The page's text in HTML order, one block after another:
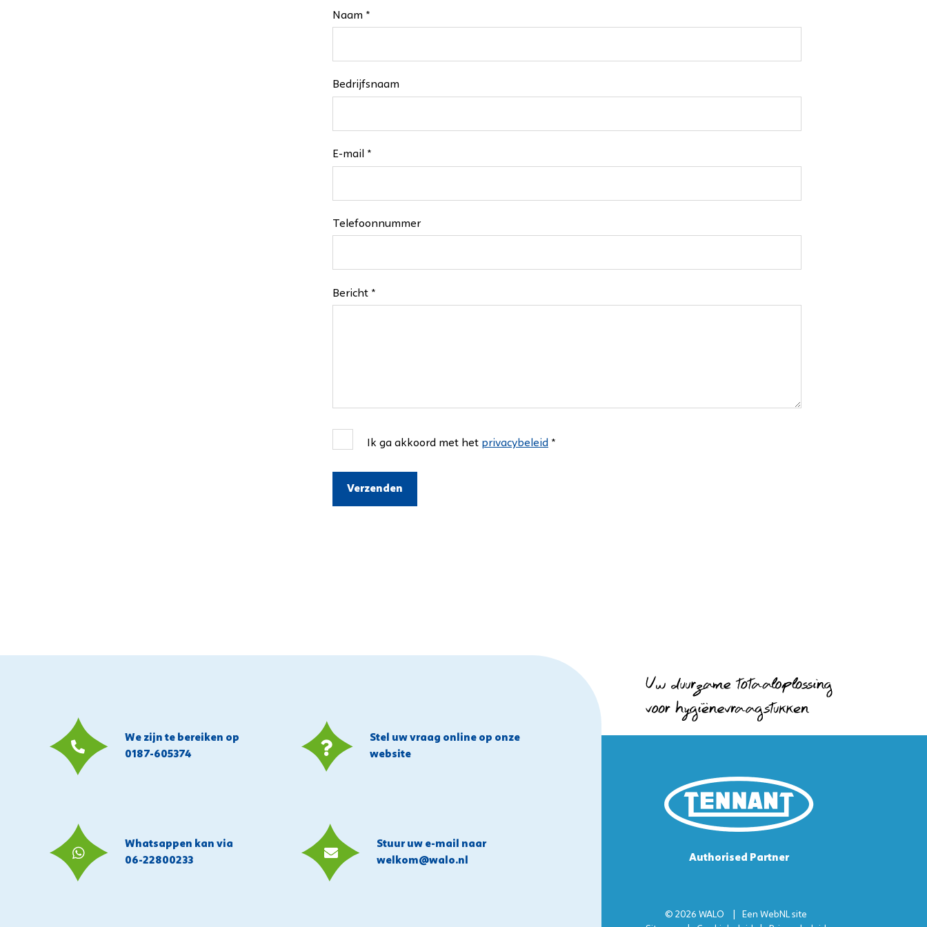
Naam *
Bedrijfsnaam
E-mail *
Telefoonnummer
Bericht *
Ik ga akkoord met het privacybeleid *
Verzenden
We zijn te bereiken op
0187-605374
Stel uw vraag online op onze
website
Whatsappen kan via
06-22800233
Stuur uw e-mail naar
welkom@walo.nl
Authorised Partner
© 2026 WALO Een WebNLsite